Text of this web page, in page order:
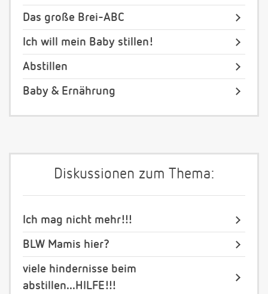
Das große Brei-ABC
Ich will mein Baby stillen!
Abstillen
Baby & Ernährung
Diskussionen zum Thema:
Ich mag nicht mehr!!!
BLW Mamis hier?
viele hindernisse beim
abstillen...HILFE!!!